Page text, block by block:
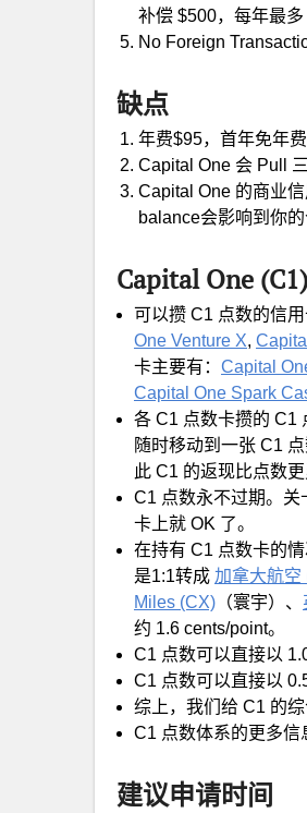
补偿 $500，每年最
No Foreign
缺点
年费$95，首年免年费
Capital One 会 Pull
Capital One 的商业
balance会影响到你
Capital One
可以攒 C1 点数的信
One Venture X,
卡主要有： Capital
Capital One Spark
各 C1 点数卡攒的 C1
随时移动到一张 C1
此 C1 的返现比点数更
C1 点数永不过期。关
卡上就 OK 了。
在持有 C1 点数卡的
是1:1转成 加拿大航空
Miles (CX) （寰宇）、
约 1.6 cents/point。
C1 点数可以直接以
C1 点数可以直接以
综上，我们给 C1 的
C1 点数体系的更多信
建议申请时间